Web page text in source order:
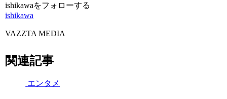
ishikawaをフォローする
ishikawa
VAZZTA MEDIA
関連記事
エンタメ